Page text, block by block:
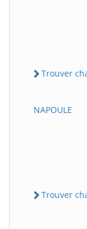
Trouver
NAPOULE
Trouver